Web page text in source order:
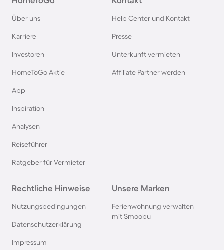
Ferienhäuser & Ferienwohnung mit Hund auf
Rügen
Gardasee
Nordsee
Ferienhäuser & Ferienwohnung mit Hund in
Allgäu
Ferienhäuser & Ferienwohnung mit Hund auf
Über uns
Karriere
Investoren
HomeToGo Aktie
App
Inspiration
Analysen
Reiseführer
Ratgeber für Vermieter
Help Center und Kontakt
Presse
Unterkunft vermieten
Affiliate Partner werden
Rechtliche Hinweise
Nutzungsbedingungen
Datenschutzerklärung
Impressum
Unsere Marken
Ferienwohnung verwalten
mit Smoobu